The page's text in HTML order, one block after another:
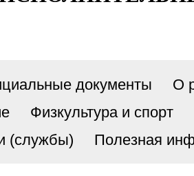
документы О
Физкультура и спорт
(службы) Полезная